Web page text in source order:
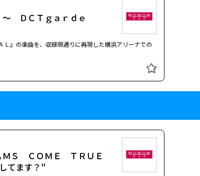
ＤＣＴｇａｒｄｅ
』の楽曲を、収録順通りに再現した横浜アリーナでの
ＭＳ ＣＯＭＥ ＴＲＵＥ
てます？"